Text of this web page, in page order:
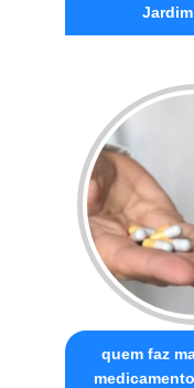
quem faz